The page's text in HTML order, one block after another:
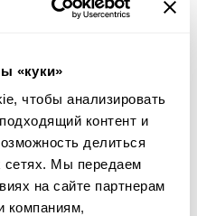
«куки»
чтобы анализировать
контент и
делиться
сетях. Мы передаем
на сайте партнерам
компаниям,
2,400 см³
$0